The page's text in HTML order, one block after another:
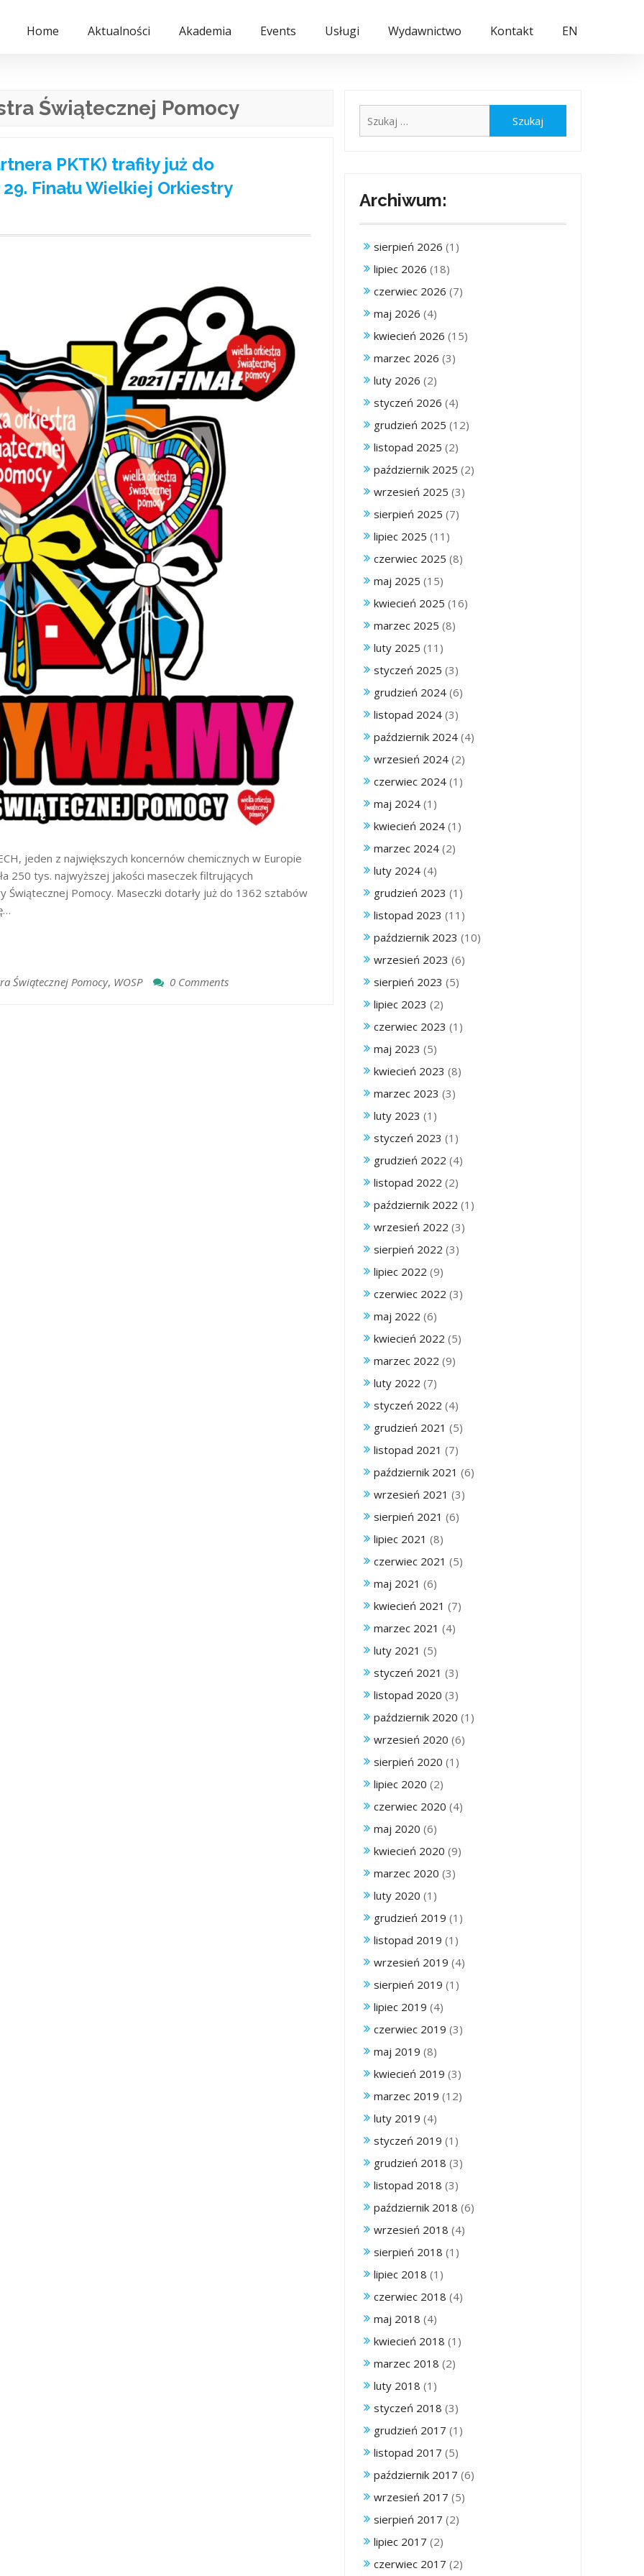
Home Aktualności Akademia Events Usługi Wydawnictwo Kontakt EN
Świątecznej Pomocy
PKTK) trafiły już do
Finału Wielkiej Orkiestry
jeden z największych koncernów chemicznych w Europie
250 tys. najwyższej jakości maseczek filtrujących
Świątecznej Pomocy. Maseczki dotarły już do 1362 sztabów
Świątecznej Pomocy, WOSP 0 Comments
Archiwum:
sierpień 2026 (1)
lipiec 2026 (18)
czerwiec 2026 (7)
maj 2026 (4)
kwiecień 2026 (15)
marzec 2026 (3)
luty 2026 (2)
styczeń 2026 (4)
grudzień 2025 (12)
listopad 2025 (2)
październik 2025 (2)
wrzesień 2025 (3)
sierpień 2025 (7)
lipiec 2025 (11)
czerwiec 2025 (8)
maj 2025 (15)
kwiecień 2025 (16)
marzec 2025 (8)
luty 2025 (11)
styczeń 2025 (3)
grudzień 2024 (6)
listopad 2024 (3)
październik 2024 (4)
wrzesień 2024 (2)
czerwiec 2024 (1)
maj 2024 (1)
kwiecień 2024 (1)
marzec 2024 (2)
luty 2024 (4)
grudzień 2023 (1)
listopad 2023 (11)
październik 2023 (10)
wrzesień 2023 (6)
sierpień 2023 (5)
lipiec 2023 (2)
czerwiec 2023 (1)
maj 2023 (5)
kwiecień 2023 (8)
marzec 2023 (3)
luty 2023 (1)
styczeń 2023 (1)
grudzień 2022 (4)
listopad 2022 (2)
październik 2022 (1)
wrzesień 2022 (3)
sierpień 2022 (3)
lipiec 2022 (9)
czerwiec 2022 (3)
maj 2022 (6)
kwiecień 2022 (5)
marzec 2022 (9)
luty 2022 (7)
styczeń 2022 (4)
grudzień 2021 (5)
listopad 2021 (7)
październik 2021 (6)
wrzesień 2021 (3)
sierpień 2021 (6)
lipiec 2021 (8)
czerwiec 2021 (5)
maj 2021 (6)
kwiecień 2021 (7)
marzec 2021 (4)
luty 2021 (5)
styczeń 2021 (3)
listopad 2020 (3)
październik 2020 (1)
wrzesień 2020 (6)
sierpień 2020 (1)
lipiec 2020 (2)
czerwiec 2020 (4)
maj 2020 (6)
kwiecień 2020 (9)
marzec 2020 (3)
luty 2020 (1)
grudzień 2019 (1)
listopad 2019 (1)
wrzesień 2019 (4)
sierpień 2019 (1)
lipiec 2019 (4)
czerwiec 2019 (3)
maj 2019 (8)
kwiecień 2019 (3)
marzec 2019 (12)
luty 2019 (4)
styczeń 2019 (1)
grudzień 2018 (3)
listopad 2018 (3)
październik 2018 (6)
wrzesień 2018 (4)
sierpień 2018 (1)
lipiec 2018 (1)
czerwiec 2018 (4)
maj 2018 (4)
kwiecień 2018 (1)
marzec 2018 (2)
luty 2018 (1)
styczeń 2018 (3)
grudzień 2017 (1)
listopad 2017 (5)
październik 2017 (6)
wrzesień 2017 (5)
sierpień 2017 (2)
lipiec 2017 (2)
czerwiec 2017 (2)